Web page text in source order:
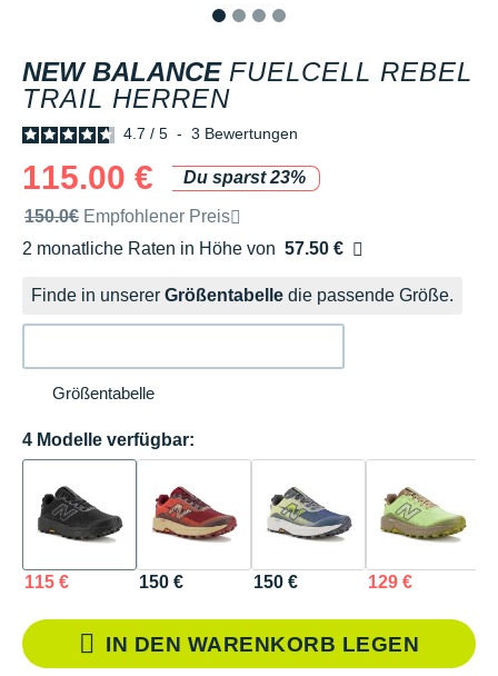
NEW BALANCE FUELCELL REBEL
TRAIL HERREN
4.7 / 5 - 3 Bewertungen
115.00 €
Du sparst 23%
Unverbindliche Preisempfehlung der Marke
150.0€ Empfohlener Preis
2 monatliche Raten in Höhe von 57.50 €
Ohne Zusatzkosten
Finde in unserer Größentabelle die passende Größe.
Größentabelle
4 Modelle verfügbar:
115 € 150 € 150 € 129 €
IN DEN WARENKORB LEGEN